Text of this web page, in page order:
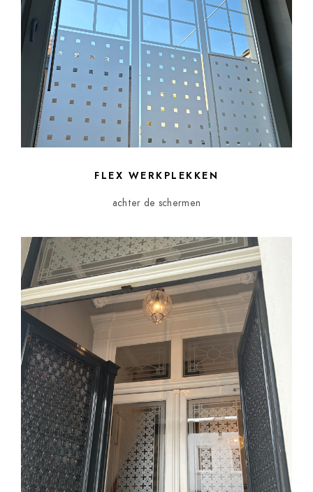
FLEX WERKPLEKKEN
achter de schermen